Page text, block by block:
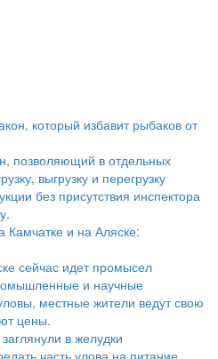
который избавит рыбаков от
позволяющий в отдельных
выгрузку и перегрузку
без присутствия инспектора
Камчатке и на Аляске:
сейчас идет промысел
и научные
местные жители ведут свою
цены.
в желудки
часть улова на питание